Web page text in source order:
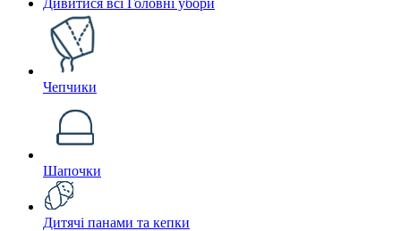
Дивитися всі Головні убори
Чепчики
Шапочки
Дитячі панами та кепки